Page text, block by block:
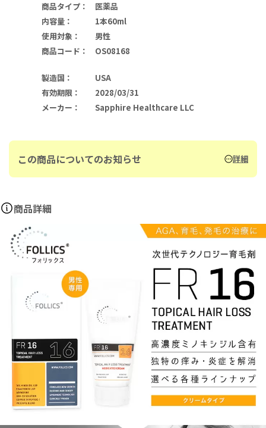
商品タイプ ：
医薬品
内容量 ：
1本60ml
使用対象 ：
男性
商品コード ： OS08168
製造国 ：
USA
有効期限 ：
2028/03/31
メーカー ： Sapphire Healthcare LLC
この商品についてのお知らせ 詳細
商品詳細